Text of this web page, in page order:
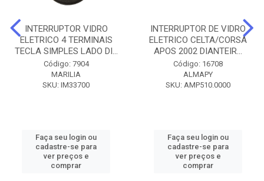
INTERRUPTOR VIDRO
ELETRICO 4 TERMINAIS
TECLA SIMPLES LADO DI...
Código: 7904
MARILIA
SKU: IM33700
Faça seu login ou
cadastre-se para
ver preços e
comprar
INTERRUPTOR DE VIDRO
ELETRICO CELTA/CORSA
APOS 2002 DIANTEIR...
Código: 16708
ALMAPY
SKU: AMP510.0000
Faça seu login ou
cadastre-se para
ver preços e
comprar